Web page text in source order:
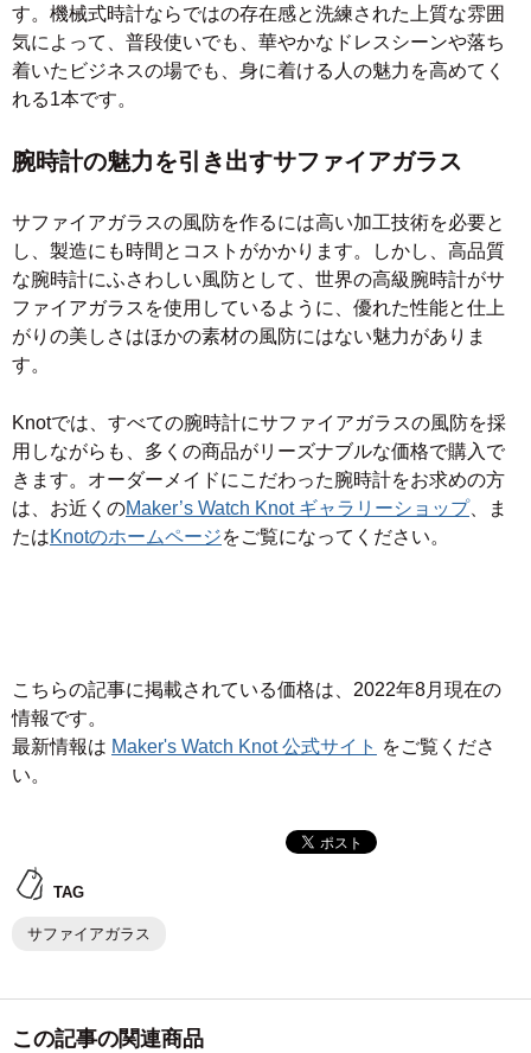
す。機械式時計ならではの存在感と洗練された上質な雰囲
気によって、普段使いでも、華やかなドレスシーンや落ち
着いたビジネスの場でも、身に着ける人の魅力を高めてく
れる1本です。
腕時計の魅力を引き出すサファイアガラス
サファイアガラスの風防を作るには高い加工技術を必要と
し、製造にも時間とコストがかかります。しかし、高品質
な腕時計にふさわしい風防として、世界の高級腕時計がサ
ファイアガラスを使用しているように、優れた性能と仕上
がりの美しさはほかの素材の風防にはない魅力がありま
す。
Knotでは、すべての腕時計にサファイアガラスの風防を採
用しながらも、多くの商品がリーズナブルな価格で購入で
きます。オーダーメイドにこだわった腕時計をお求めの方
は、お近くのMaker’s Watch Knot ギャラリーショップ、ま
たはKnotのホームページをご覧になってください。
こちらの記事に掲載されている価格は、2022年8月現在の
情報です。
最新情報は Maker's Watch Knot 公式サイト をご覧くださ
い。
TAG
サファイアガラス
この記事の関連商品